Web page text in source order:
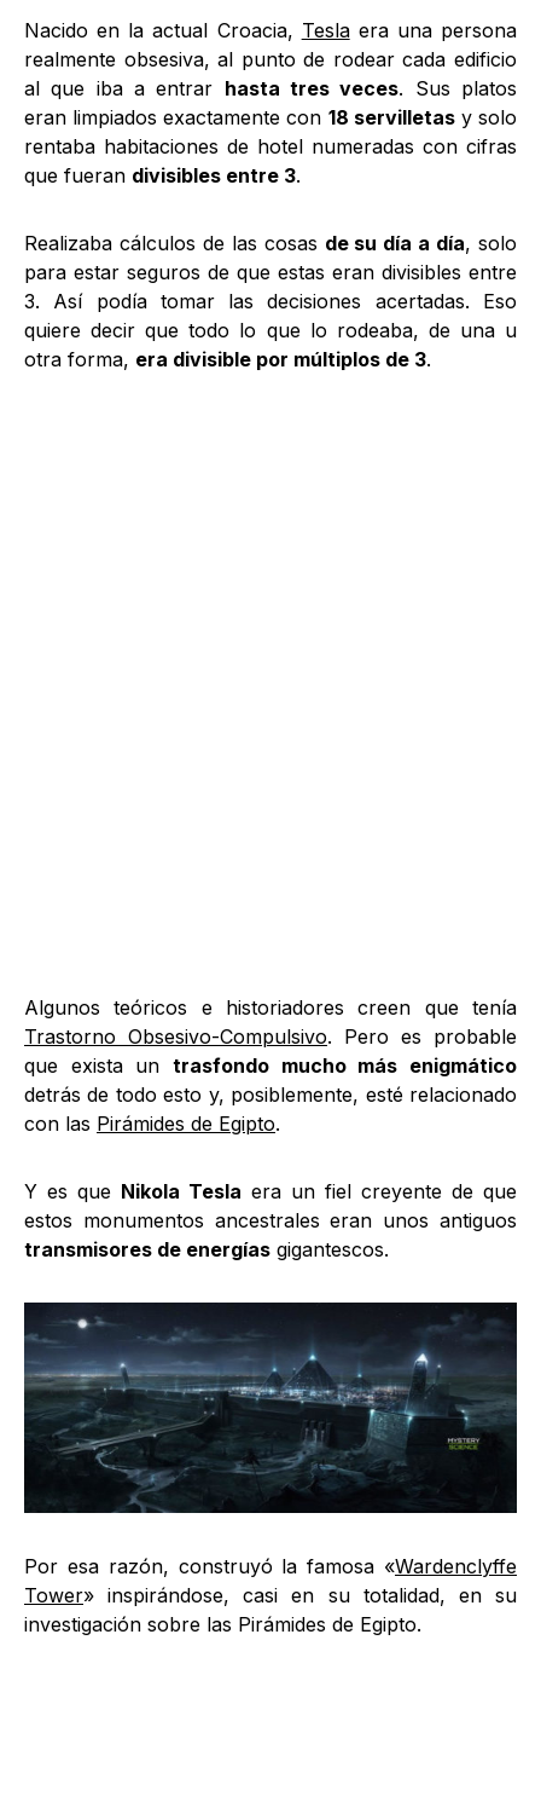
Nacido en la actual Croacia, Teslaera una persona
realmente obsesiva, al punto de rodear cada edificio
al que iba a entrar hasta tres veces. Sus platos
eran limpiados exactamente con 18 servilletasy solo
rentaba habitaciones de hotel numeradas con cifras
que fueran divisibles entre 3.
Realizaba cálculos de las cosas de su día a día, solo
para estar seguros de que estas eran divisibles entre
3. Así podía tomar las decisiones acertadas. Eso
quiere decir que todo lo que lo rodeaba, de una u
otra forma, era divisible por múltiplos de 3.
Algunos teóricos e historiadores creen que tenía
Trastorno Obsesivo-Compulsivo. Pero es probable
que exista un trasfondo mucho más enigmático
detrás de todo esto y, posiblemente, esté relacionado
con las Pirámides de Egipto.
Y es que Nikola Tesla era un fiel creyente de que
estos monumentos ancestrales eran unos antiguos
transmisores de energías gigantescos.
Por esa razón, construyó la famosa «Wardenclyffe
Tower» inspirándose, casi en su totalidad, en su
investigación sobre las Pirámides de Egipto.